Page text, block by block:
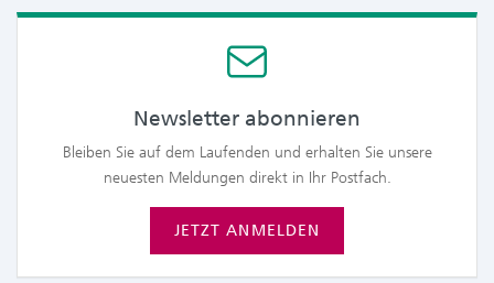
Newsletter abonnieren
Bleiben Sie auf dem Laufenden und erhalten Sie unsere
neuesten Meldungen direkt in Ihr Postfach.
JETZT ANMELDEN